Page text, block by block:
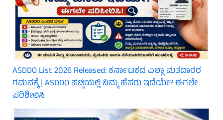
ASDDO List 2026 Released: ಕರ್ನಾಟಕದ ಎಲ್ಲಾ ಮತದಾರರ
ಗಮನಕ್ಕೆ | ASDDO ಪಟ್ಟಿಯಲ್ಲಿ ನಿಮ್ಮ ಹೆಸರು ಇದೆಯೇ? ಈಗಲೇ
ಪರಿಶೀಲಿಸಿ